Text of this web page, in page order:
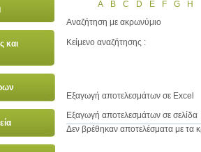
και
A B C D E F G H
Αναζήτηση με ακρωνύμιο
Κείμενο αναζήτησης :
Εξαγωγή αποτελεσμάτων σε Excel
Εξαγωγή αποτελεσμάτων σε σελίδα
Δεν βρέθηκαν αποτελέσματα με τα